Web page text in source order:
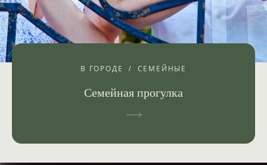
В ГОРОДЕ СЕМЕЙНЫЕ
Семейная прогулка